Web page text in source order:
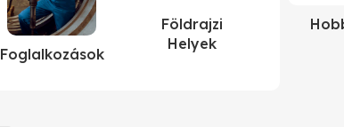
Foglalkozások
Földrajzi
Helyek